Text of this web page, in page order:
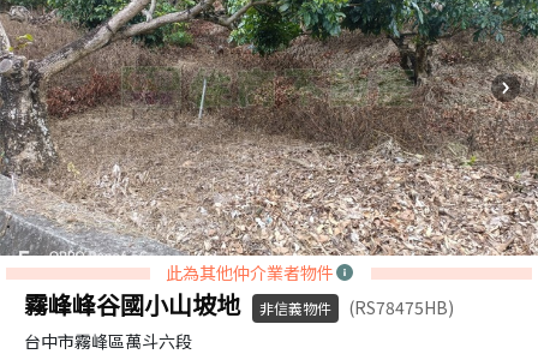
此為其他仲介業者物件
霧峰峰谷國小山坡地 非信義物件
(RS78475HB)
台中市霧峰區萬斗六段